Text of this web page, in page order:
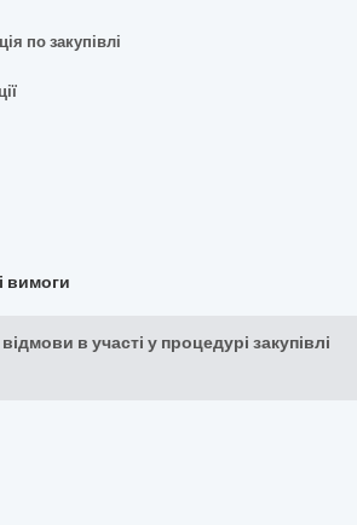
по закупівлі
вимоги
в участі у процедурі закупівлі